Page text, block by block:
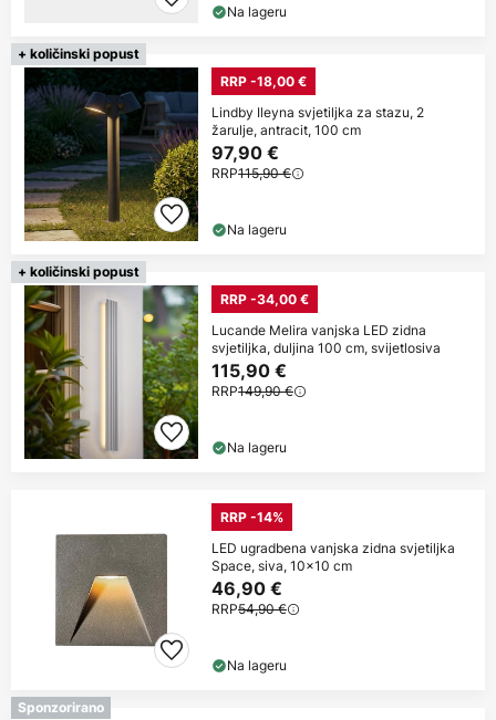
Na lageru
+ količinski popust
RRP -18,00 €
Lindby Ileyna svjetiljka za stazu, 2
žarulje, antracit, 100 cm
97,90 €
RRP115,90 €
Na lageru
+ količinski popust
RRP -34,00 €
Lucande Melira vanjska LED zidna
svjetiljka, duljina 100 cm, svijetlosiva
115,90 €
RRP149,90 €
Na lageru
RRP -14%
LED ugradbena vanjska zidna svjetiljka
Space, siva, 10x10 cm
46,90 €
RRP54,90 €
Na lageru
Sponzorirano